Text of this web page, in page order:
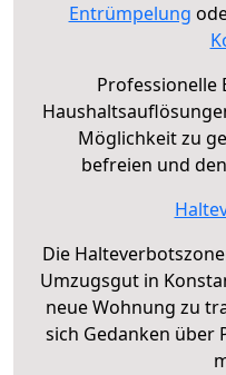
Entrümpelung
Professionelle
Möglichkeit zu
befreien und
Die
Umzugsgut in
neue Wohnung zu
sich Gedanken über